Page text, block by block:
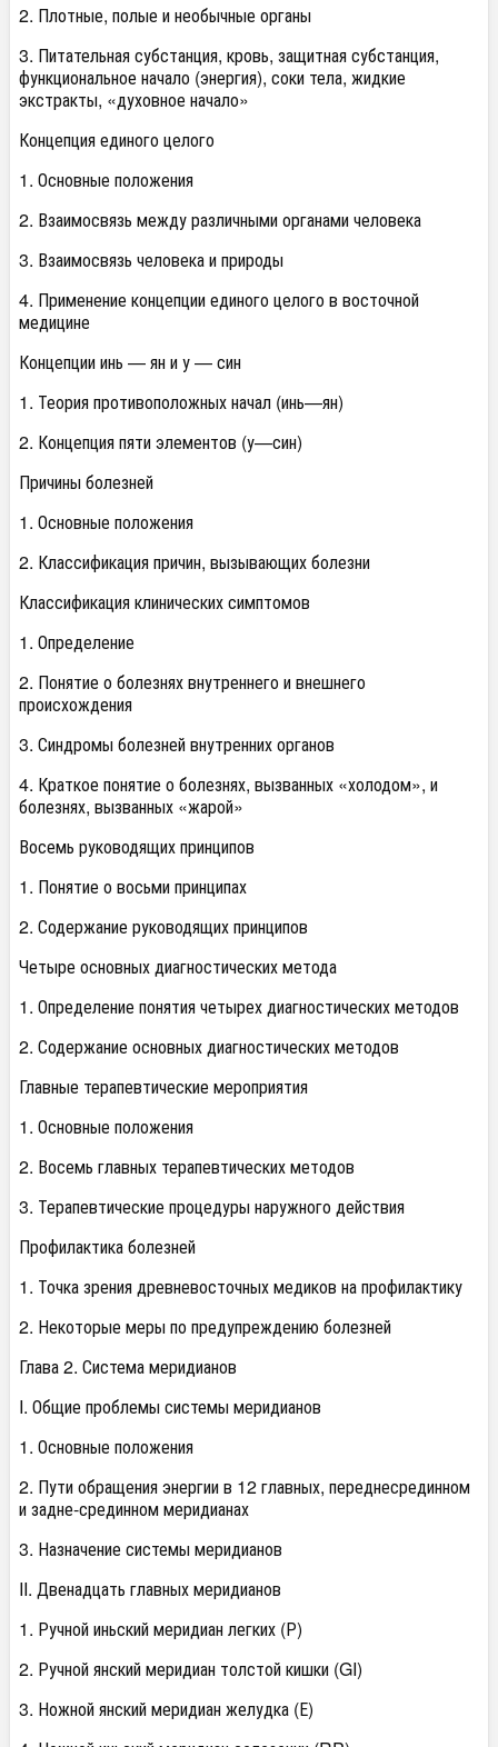
2. Плотные, полые и необычные органы
3. Питательная субстанция, кровь, защитная субстанция,
функциональное начало (энергия), соки тела, жидкие
экстракты, «духовное начало»
Концепция единого целого
1. Основные положения
2. Взаимосвязь между различными органами человека
3. Взаимосвязь человека и природы
4. Применение концепции единого целого в восточной
медицине
Концепции инь — ян и у — син
1. Теория противоположных начал (инь—ян)
2. Концепция пяти элементов (у—син)
Причины болезней
1. Основные положения
2. Классификация причин, вызывающих болезни
Классификация клинических симптомов
1. Определение
2. Понятие о болезнях внутреннего и внешнего
происхождения
3. Синдромы болезней внутренних органов
4. Краткое понятие о болезнях, вызванных «холодом», и
болезнях, вызванных «жарой»
Восемь руководящих принципов
1. Понятие о восьми принципах
2. Содержание руководящих принципов
Четыре основных диагностических метода
1. Определение понятия четырех диагностических методов
2. Содержание основных диагностических методов
Главные терапевтические мероприятия
1. Основные положения
2. Восемь главных терапевтических методов
3. Терапевтические процедуры наружного действия
Профилактика болезней
1. Точка зрения древневосточных медиков на профилактику
2. Некоторые меры по предупреждению болезней
Глава 2. Система меридианов
I. Общие проблемы системы меридианов
1. Основные положения
2. Пути обращения энергии в 12 главных, переднесрединном
и задне-срединном меридианах
3. Назначение системы меридианов
II. Двенадцать главных меридианов
1. Ручной иньский меридиан легких (Р)
2. Ручной янский меридиан толстой кишки (GI)
3. Ножной янский меридиан желудка (Е)